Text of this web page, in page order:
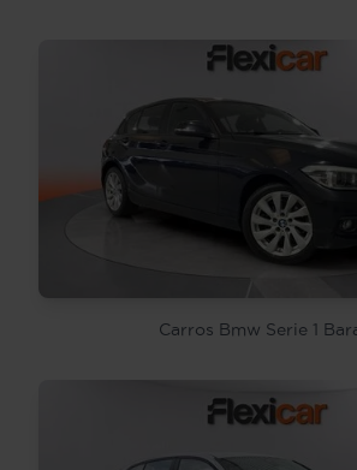
Carros Bmw Serie 1